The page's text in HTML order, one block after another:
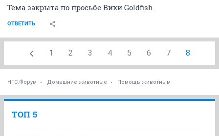
Тема закрыта по просьбе Вики Goldfish.
ОТВЕТИТЬ
1 2 3 4 5 6 7 8
НГС.Форум Домашние животные Помощь животным
ТОП 5